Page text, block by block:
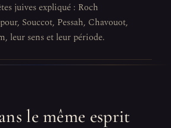
juives expliqué : Roch
Souccot, Pessah, Chavouot,
leur sens et leur période.
le même esprit